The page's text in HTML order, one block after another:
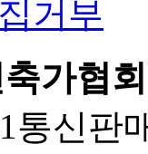
거부
가협회
통신판